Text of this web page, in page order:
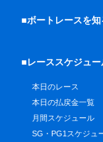
■ボートレースを
■レーススケジュー
本日のレース
本日の払戻金一覧
月間スケジュール
SG・PG1スケジュ